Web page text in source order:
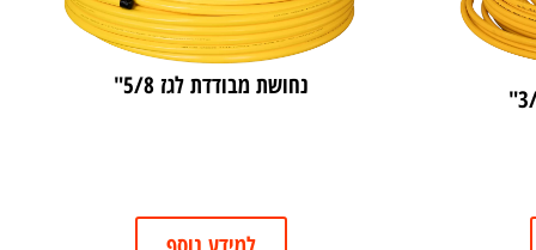
נחושת מבודדת לגז 5/8"